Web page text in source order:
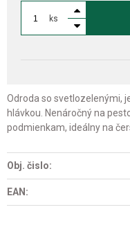
ks
Odroda so svetlozelenými,
hlávkou. Nenáročný na
podmienkam, ideálny na
Obj. čislo:
EAN: